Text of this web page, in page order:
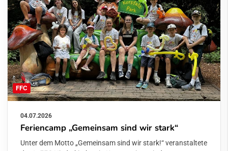
FFC
04.07.2026
Feriencamp „Gemeinsam sind wir stark“
Unter dem Motto „Gemeinsam sind wir stark!“ veranstaltete